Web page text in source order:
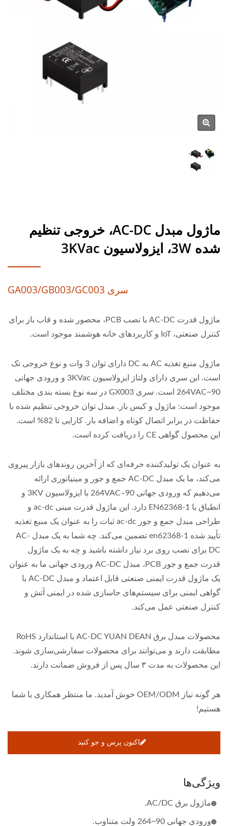
ماژول مبدل AC-DC، خروجی تنظیم
شده 3W، ایزولاسیون 3KVac
سری GA003/GB003/GC003
ماژول قدرت AC-DC با نصب PCB، محصور شده و قاب باز برای
کنترل صنعتی، IoT و کاربردهای خانه هوشمند موجود است.
ماژول منبع تغذیه AC به DC دارای توان 3 وات و نوع خروجی تک
است. این سری دارای ولتاژ ایزولاسیون 3KVac و ورودی جهانی
90~264VAC است. سری GX003 در سه نوع بسته بندی مختلف
موجود است: ماژول و کیس باز. مبدل توان خروجی تنظیم شده با
حفاظت در برابر اتصال کوتاه و اضافه بار. کارایی تا 82% است.
این محصول گواهی CE را دریافت کرده است.
به عنوان یک تولیدکننده حرفه‌ای که از آخرین روندهای بازار پیروی
می‌کند، ما یک مبدل AC-DC جمع و جور و مینیاتوری ارائه
می‌دهیم که ورودی جهانی 90–264VAC با ایزولاسیون 3KV و
انطباق با EN62368-1 دارد. این ماژول قدرت مینی ac-dc و
طراحی مبدل جمع و جور ac-dc ثبات را به عنوان یک منبع تغذیه
تأیید شده en62368-1 تضمین می‌کند. چه شما به یک مبدل AC-
DC برای نصب روی برد نیاز داشته باشید و چه به یک ماژول
قدرت جمع و جور PCB، مبدل AC-DC ورودی جهانی ما به عنوان
یک ماژول قدرت ایمنی صنعتی قابل اعتماد و مبدل AC-DC با
گواهی ایمنی برای سیستم‌های جاسازی شده در ایمنی آتش و
کنترل صنعتی عمل می‌کند.
محصولات مبدل برق AC-DC YUAN DEAN با استاندارد RoHS
مطابقت دارند و می‌توانند برای محصولات سفارشی‌سازی شوند.
این محصولات به مدت ۳ سال پس از فروش ضمانت دارند.
هر گونه نیاز OEM/ODM خوش آمدید. ما منتظر همکاری با شما
هستیم!
اکنون پرس و جو کنید
ویژگی‌ها
ماژول برق AC/DC.
ورودی جهانی 90~264 ولت متناوب.